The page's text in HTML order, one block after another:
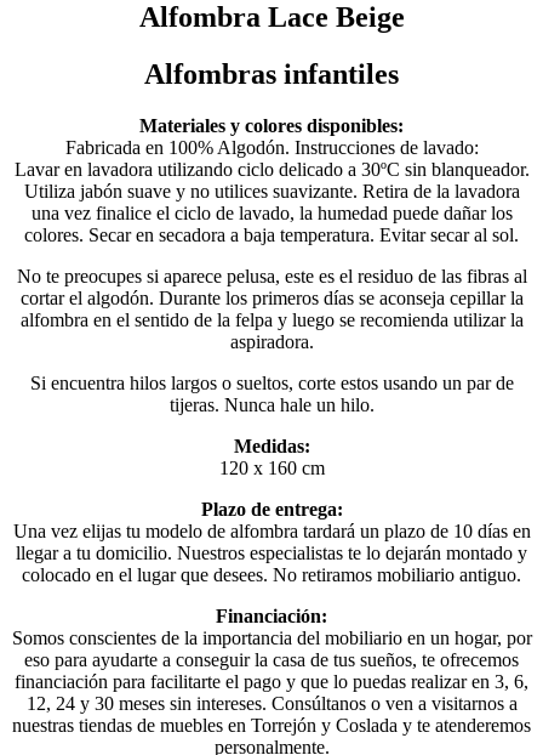
Alfombra Lace Beige
Alfombras infantiles
Materiales y colores disponibles:
Fabricada en 100% Algodón. Instrucciones de lavado:
Lavar en lavadora utilizando ciclo delicado a 30ºC sin blanqueador.
Utiliza jabón suave y no utilices suavizante. Retira de la lavadora
una vez finalice el ciclo de lavado, la humedad puede dañar los
colores. Secar en secadora a baja temperatura. Evitar secar al sol.
No te preocupes si aparece pelusa, este es el residuo de las fibras al
cortar el algodón. Durante los primeros días se aconseja cepillar la
alfombra en el sentido de la felpa y luego se recomienda utilizar la
aspiradora.
Si encuentra hilos largos o sueltos, corte estos usando un par de
tijeras. Nunca hale un hilo.
Medidas:
120 x 160 cm
Plazo de entrega:
Una vez elijas tu modelo de alfombra tardará un plazo de 10 días en
llegar a tu domicilio. Nuestros especialistas te lo dejarán montado y
colocado en el lugar que desees. No retiramos mobiliario antiguo.
Financiación:
Somos conscientes de la importancia del mobiliario en un hogar, por
eso para ayudarte a conseguir la casa de tus sueños, te ofrecemos
financiación para facilitarte el pago y que lo puedas realizar en 3, 6,
12, 24 y 30 meses sin intereses. Consúltanos o ven a visitarnos a
nuestras tiendas de muebles en Torrejón y Coslada y te atenderemos
personalmente.